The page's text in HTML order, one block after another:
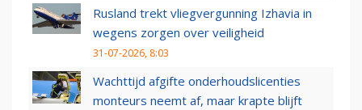
Rusland trekt vliegvergunning Izhavia in
wegens zorgen over veiligheid
31-07-2026, 8:03
Wachttijd afgifte onderhoudslicenties
monteurs neemt af, maar krapte blijft